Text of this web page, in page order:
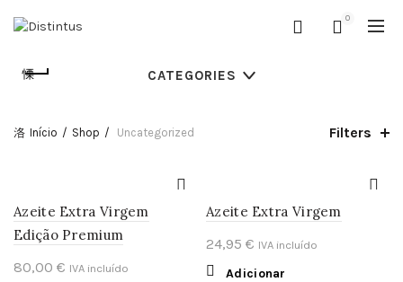
0
CATEGORIES
Início Shop Uncategorized Filters
Azeite Extra Virgem
Edição Premium
80,00 € IVA incluído
Azeite Extra Virgem
24,95 € IVA incluído
Adicionar